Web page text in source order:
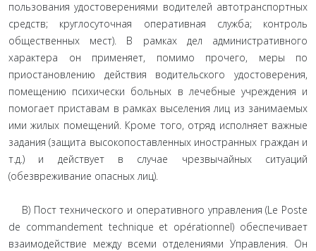
пользования удостоверениями водителей автотранспортных
средств; круглосуточная оперативная служба; контроль
общественных мест). В рамках дел административного
характера он применяет, помимо прочего, меры по
приостановлению действия водительского удостоверения,
помещению психически больных в лечебные учреждения и
помогает приставам в рамках выселения лиц из занимаемых
ими жилых помещений. Кроме того, отряд исполняет важные
задания (защита высокопоставленных иностранных граждан и
т.д.) и действует в случае чрезвычайных ситуаций
(обезвреживание опасных лиц).
В) Пост технического и оперативного управления (Le Poste
de commandement technique et opérationnel) обеспечивает
взаимодействие между всеми отделениями Управления. Он